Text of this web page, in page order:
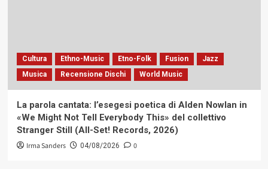
Cultura Ethno-Music Etno-Folk Fusion
Jazz
Musica
Recensione Dischi World Music
La parola cantata: l’esegesi poetica di Alden Nowlan in
«We Might Not Tell Everybody This» del collettivo
Stranger Still (All-Set! Records, 2026)
Irma Sanders 04/08/2026 0